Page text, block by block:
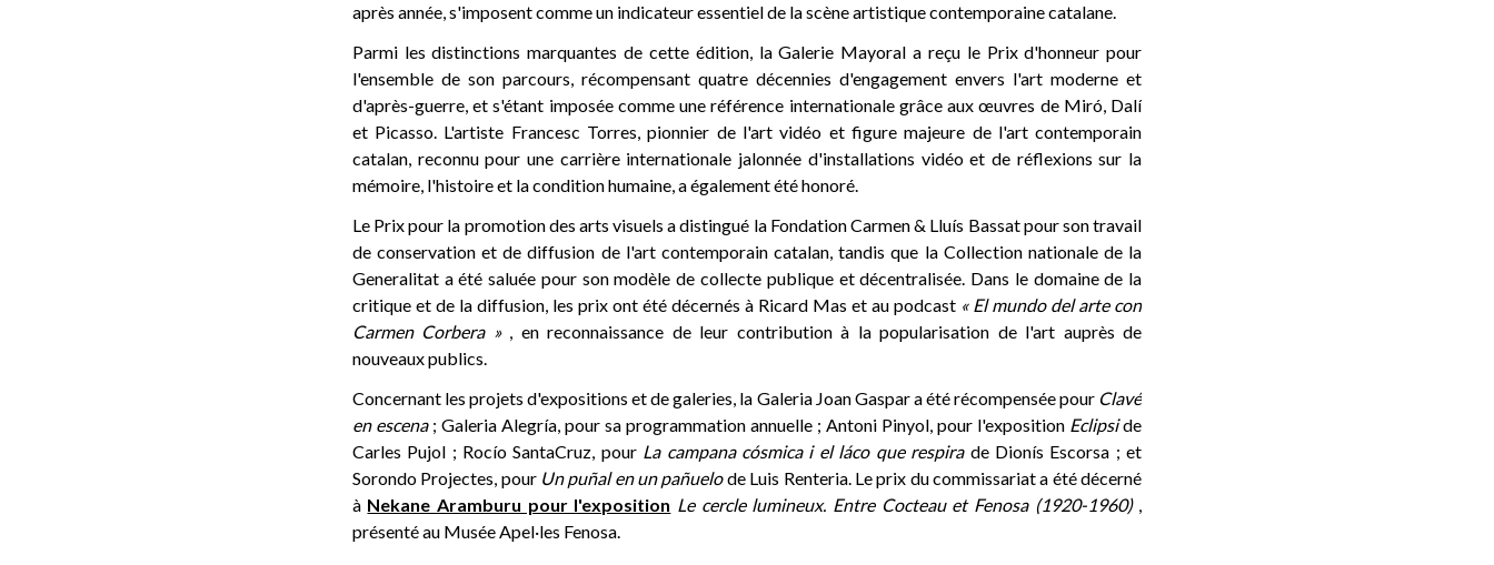
après année, s'imposent comme un indicateur essentiel de la scène artistique contemporaine catalane.
Parmi les distinctions marquantes de cette édition, la Galerie Mayoral a reçu le Prix d'honneur pour
l'ensemble de son parcours, récompensant quatre décennies d'engagement envers l'art moderne et
d'après-guerre, et s'étant imposée comme une référence internationale grâce aux œuvres de Miró, Dalí
et Picasso. L'artiste Francesc Torres, pionnier de l'art vidéo et figure majeure de l'art contemporain
catalan, reconnu pour une carrière internationale jalonnée d'installations vidéo et de réflexions sur la
mémoire, l'histoire et la condition humaine, a également été honoré.
Le Prix pour la promotion des arts visuels a distingué la Fondation Carmen & Lluís Bassat pour son travail
de conservation et de diffusion de l'art contemporain catalan, tandis que la Collection nationale de la
Generalitat a été saluée pour son modèle de collecte publique et décentralisée. Dans le domaine de la
critique et de la diffusion, les prix ont été décernés à Ricard Mas et au podcast « El mundo del arte con
Carmen Corbera », en reconnaissance de leur contribution à la popularisation de l'art auprès de
nouveaux publics.
Concernant les projets d'expositions et de galeries, la Galeria Joan Gaspar a été récompensée pour Clavé
en escena; Galeria Alegría, pour sa programmation annuelle ; Antoni Pinyol, pour l'exposition Eclipside
Carles Pujol ; Rocío SantaCruz, pour La campana cósmica i el láco que respirade Dionís Escorsa ; et
Sorondo Projectes, pour Un puñal en un pañuelode Luis Renteria. Le prix du commissariat a été décerné
à Nekane Aramburu pour l'exposition Le cercle lumineux. Entre Cocteau et Fenosa (1920-1960),
présenté au Musée Apel·les Fenosa.